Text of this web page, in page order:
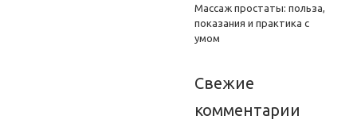
Массаж простаты: польза,
показания и практика с
умом
Свежие
комментарии